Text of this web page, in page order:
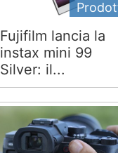
Fujifilm lancia la
instax mini 99
Silver: il...